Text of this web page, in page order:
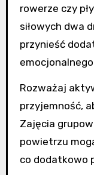
rowerze czy
siłowych dwa
przynieść
Rozważaj
przyjemność,
Zajęcia
powietrzu
co dodatkowo